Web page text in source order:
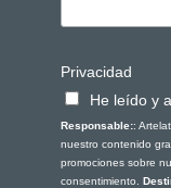
Privacidad
He leído y
Responsable::
nuestro contenido
promociones sobre
consentimiento.